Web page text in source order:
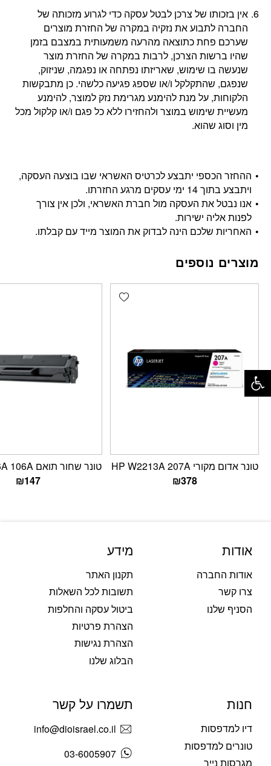
אין בזכותו של צרכן לבטל עסקה כדי לגרוע מזכותה של
החברה לתבוע את נזקיה במקרה של החזרת מוצרים
שערכם פחת כתוצאה מהרעה משמעותית במצבם בזמן
שהיו ברשות הצרכן, לרבות במקרה של החזרת מוצר
שנעשה בו שימוש, שאריזתו נפתחה או נפגמה, שניזוק,
שנפגם, שהתקלקל ו/או שספג פגיעה כלשהי. כן מתבקשות
הלקוחות, על מנת להימנע מגרימת נזק למוצר, להימנע
מעשיית שימוש במוצר ולהחזירו ללא כל פגם ו/או קלקול מכל
מין וסוג שהוא.
ההחזר הכספי יתבצע לכרטיס האשראי שבו בוצעה העסקה,
ויתבצע בתוך 14 ימי עסקים מרגע החזרתו.
אנו נבטל את העסקה מול חברת האשראי, ולכן אין צורך
לפנות אליה ישירות.
האחריות שלכם הינה לבדוק את המוצר מייד עם קבלתו.
מוצרים נוספים
Add wishlist
טונר אדום מקורי HP W2213A 207A
₪378
טונר שחור תואם HP W1106A 106A
₪147
אודות
אודות החברה
צרו קשר
הסניף שלנו
מידע
תקנון האתר
תשובות לכל השאלות
ביטול עסקה והחלפות
הצהרת פרטיות
הצהרת נגישות
הבלוג שלנו
חנות
דיו למדפסות
טונרים למדפסות
מגרסות נייר
תשמרו על קשר
info@dioisrael.co.il
03-6005907
פתח סרגל נגישות